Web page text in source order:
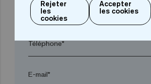
Téléphone*
E-mail*
Rejeter
les
cookies
Accepter
les cookies